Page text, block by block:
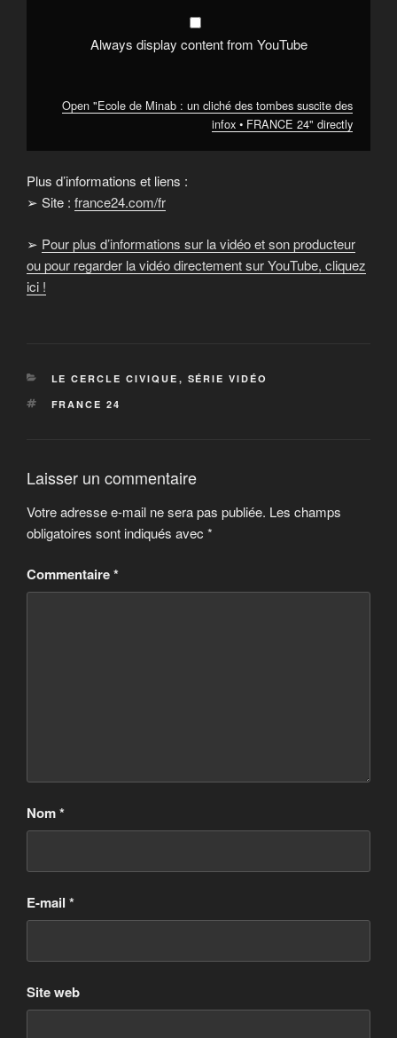
Always display content from YouTube
Open "Ecole de Minab : un cliché des tombes suscite des
infox • FRANCE 24" directly
Plus d’informations et liens :
➢ Site : france24.com/fr
➢ Pour plus d’informations sur la vidéo et son producteur
ou pour regarder la vidéo directement sur YouTube, cliquez
ici !
CATÉGORIES
LE CERCLE CIVIQUE , SÉRIE VIDÉO
ÉTIQUETTES
FRANCE 24
Laisser un commentaire
Votre adresse e-mail ne sera pas publiée. Les champs
obligatoires sont indiqués avec *
Commentaire*
Nom*
E-mail *
Site web